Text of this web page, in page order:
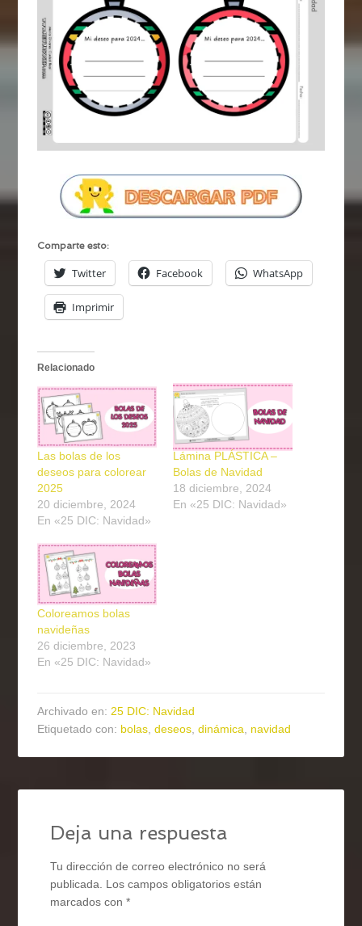
Comparte esto:
Twitter Facebook WhatsApp
Imprimir
Relacionado
Las bolas de los
deseos para colorear
2025
20 diciembre, 2024
En «25 DIC: Navidad»
Lámina PLÁSTICA –
Bolas de Navidad
18 diciembre, 2024
En «25 DIC: Navidad»
Coloreamos bolas
navideñas
26 diciembre, 2023
En «25 DIC: Navidad»
Archivado en: 25 DIC: Navidad
Etiquetado con: bolas ,deseos ,dinámica navidad
Deja una respuesta
Tu dirección de correo electrónico no será
publicada.
Los campos obligatorios están
marcados con*